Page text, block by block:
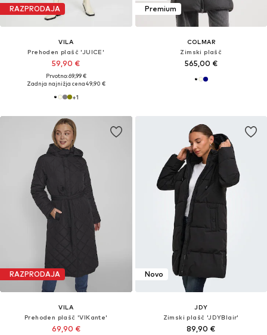
RAZPRODAJA
VILA
Prehoden plašč 'JUICE'
59,90 €
Prvotno: 69,99 €
Zadnja najnižja cena49,90 €
+1
Premium
COLMAR
Zimski plašč
565,00 €
RAZPRODAJA
VILA
Prehoden plašč 'VIKante'
69,90 €
Novo
JDY
Zimski plašč 'JDYBlair'
89,90 €